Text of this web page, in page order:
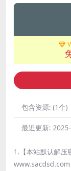
包含资源: (1个)
最近更新:
1.【本站默认解
www.sacdsd.com